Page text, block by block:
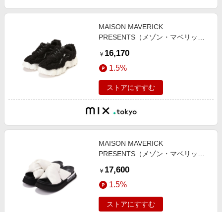
MAISON MAVERICK
PRESENTS（メゾン・マベリッ
ドザンダルボアスニーカー
￥ 16,170
1.5%
ストアにすすむ
MAISON MAVERICK
PRESENTS（メゾン・マベリッ
ル
￥ 17,600
1.5%
ストアにすすむ